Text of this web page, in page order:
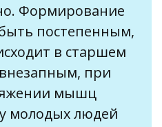
Формирование
постепенным,
в старшем
при
мышц
молодых людей